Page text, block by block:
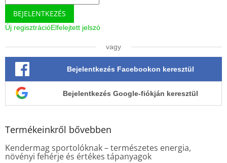
BEJELENTKEZÉS
Új regisztrációElfelejtett jelszó
vagy
Bejelentkezés Facebookon keresztül
Bejelentkezés Google-fiókján keresztül
Termékeinkről bővebben
Kendermag sportolóknak – természetes energia,
növényi fehérje és értékes tápanyagok